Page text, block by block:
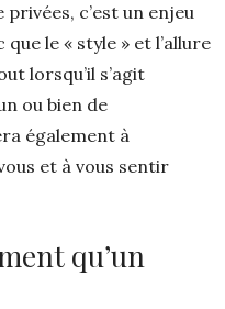
c’est un enjeu
le « style » et l’allure
lorsqu’il s’agit
ou bien de
également à
et à vous sentir
qu’un